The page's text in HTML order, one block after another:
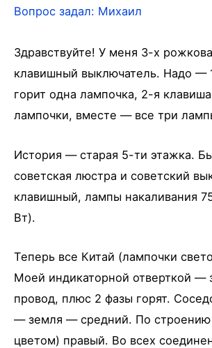
Вопрос задал: Михаил
Здравствуйте! У меня 3-х
клавишный выключатель. Надо —
горит одна лампочка, 2-я
лампочки, вместе — все три
История — старая 5-ти этажка.
советская люстра и советский
клавишный, лампы накаливания
Вт).
Теперь все Китай (лампочки
Моей индикаторной отверткой —
провод, плюс 2 фазы горят.
— земля — средний. По
цветом) правый. Во всех